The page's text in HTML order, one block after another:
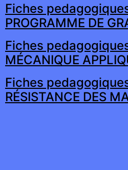
Fiches
PROGRAMME DE
Fiches
MÉCANIQUE
Fiches
RÉSISTANCE DES